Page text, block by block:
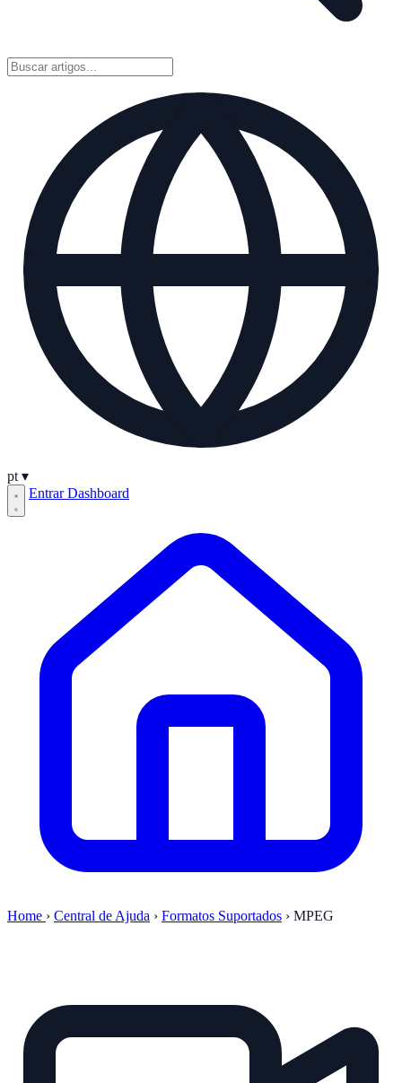
pt ▾
EntrarDashboard
Home › Central de Ajuda › Formatos Suportados › MPEG